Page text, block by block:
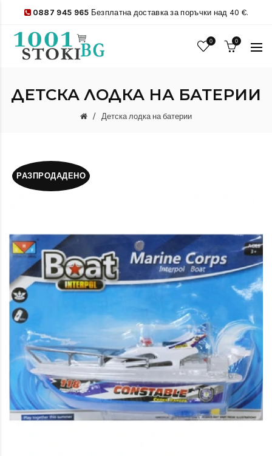
0887 945 965 Безплатна доставка за поръчки над 40 €.
0 0
ДЕТСКА ЛОДКА НА БАТЕРИИ
Детска лодка на батерии
РАЗПРОДАДЕНО